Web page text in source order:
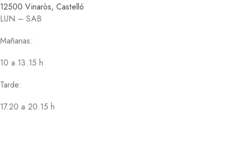
12500 Vinaròs, Castelló
LUN – SAB
Mañanas:
10 a 13.15 h
Tarde:
17.20 a 20.15 h